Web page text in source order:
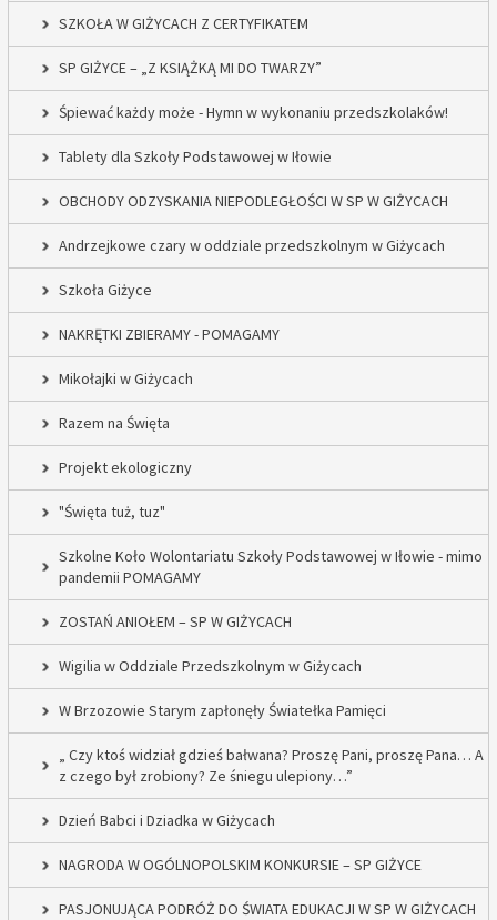
SZKOŁA W GIŻYCACH Z CERTYFIKATEM
SP GIŻYCE – „Z KSIĄŻKĄ MI DO TWARZY”
Śpiewać każdy może - Hymn w wykonaniu przedszkolaków!
Tablety dla Szkoły Podstawowej w Iłowie
OBCHODY ODZYSKANIA NIEPODLEGŁOŚCI W SP W GIŻYCACH
Andrzejkowe czary w oddziale przedszkolnym w Giżycach
Szkoła Giżyce
NAKRĘTKI ZBIERAMY - POMAGAMY
Mikołajki w Giżycach
Razem na Święta
Projekt ekologiczny
"Święta tuż, tuz"
Szkolne Koło Wolontariatu Szkoły Podstawowej w Iłowie - mimo
pandemii POMAGAMY
ZOSTAŃ ANIOŁEM – SP W GIŻYCACH
Wigilia w Oddziale Przedszkolnym w Giżycach
W Brzozowie Starym zapłonęły Światełka Pamięci
„ Czy ktoś widział gdzieś bałwana? Proszę Pani, proszę Pana… A
z czego był zrobiony? Ze śniegu ulepiony…”
Dzień Babci i Dziadka w Giżycach
NAGRODA W OGÓLNOPOLSKIM KONKURSIE – SP GIŻYCE
PASJONUJĄCA PODRÓŻ DO ŚWIATA EDUKACJI W SP W GIŻYCACH